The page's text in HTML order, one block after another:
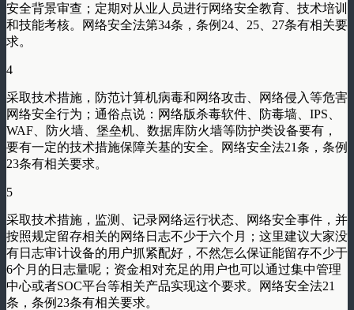
安全背景审查；定期对从业人员进行网络安全教育、技术培训
和技能考核。网络安全法第34条，条例24、25、27条有相关要
求。
4
采取技术措施，防范计算机病毒和网络攻击、网络侵入等危害
网络安全行为；通俗点说：网络版杀毒软件、防毒墙、IPS、
WAF、防火墙、堡垒机、数据库防火墙等防护类设备要有，
要有一定的技术措施保障关基的安全。网络安全法21条，条例
23条有相关要求。
5
采取技术措施，监测、记录网络运行状态、网络安全事件，并
按照规定留存相关的网络日志不少于六个月；这里建议大家没
有日志审计设备的用户抓紧配好，不然怎么保证能留存不少于
6个月的日志量呢；资金相对充足的用户也可以通过集中管理
中心或者SOC平台等相关产品实现这个要求。网络安全法21
条，条例23条有相关要求。